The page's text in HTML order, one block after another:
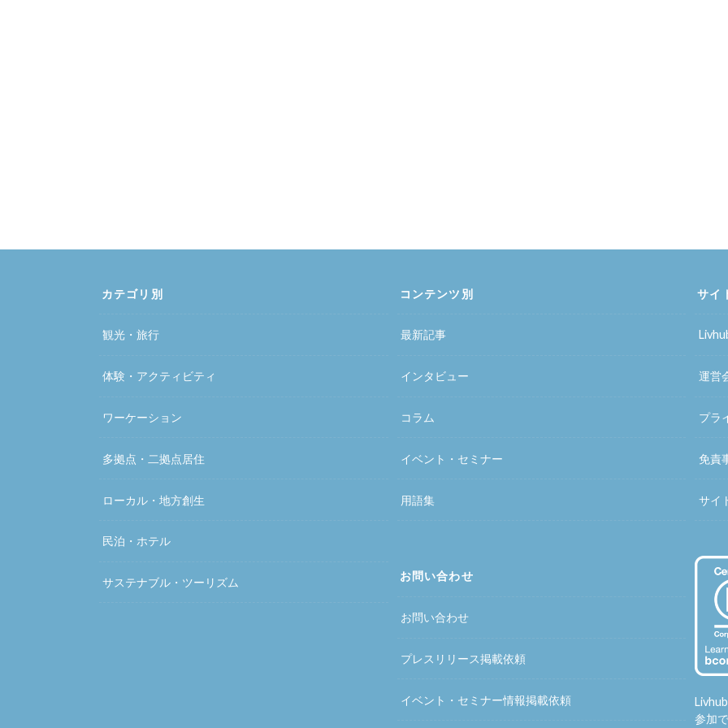
カテゴリ別
観光・旅行
体験・アクティビティ
ワーケーション
多拠点・二拠点居住
ローカル・地方創生
民泊・ホテル
サステナブル・ツーリズム
コンテンツ別
最新記事
インタビュー
コラム
イベント・セミナー
用語集
お問い合わせ
お問い合わせ
プレスリリース掲載依頼
イベント・セミナー情報掲載依頼
サイ
運営
プラ
免責
サイ
参加